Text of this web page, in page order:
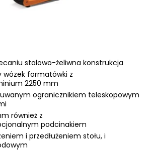
stalowo-żeliwna konstrukcja
wózek formatówki z
2250 mm
ogranicznikiem teleskopowym
również z
podcinakiem
i przedłużeniem stołu, i